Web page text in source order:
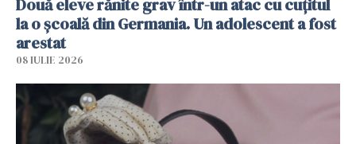
Două eleve rănite grav într-un atac cu cuțitul
la o școală din Germania. Un adolescent a fost
arestat
08 IULIE 2026